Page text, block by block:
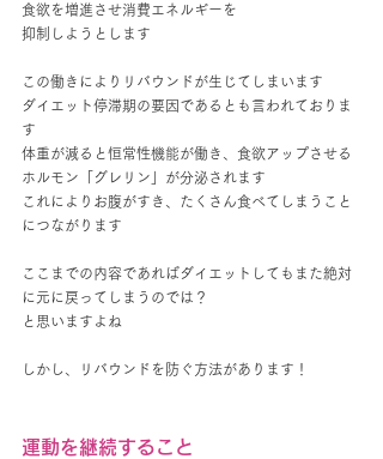
食欲を増進させ消費エネルギーを
抑制しようとします
この働きによりリバウンドが生じてしまいます
ダイエット停滞期の要因であるとも言われておりま
す
体重が減ると恒常性機能が働き、食欲アップさせる
ホルモン「グレリン」が分泌されます
これによりお腹がすき、たくさん食べてしまうこと
につながります
ここまでの内容であればダイエットしてもまた絶対
に元に戻ってしまうのでは？
と思いますよね
しかし、リバウンドを防ぐ方法があります！
運動を継続すること